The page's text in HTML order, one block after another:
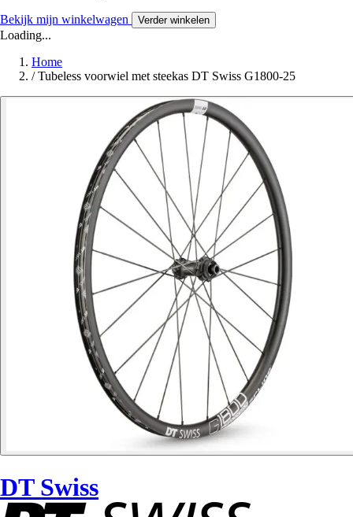
Bekijk mijn winkelwagen Verder winkelen
Loading...
Home
/ Tubeless voorwiel met steekas DT Swiss G1800-25
DT Swiss